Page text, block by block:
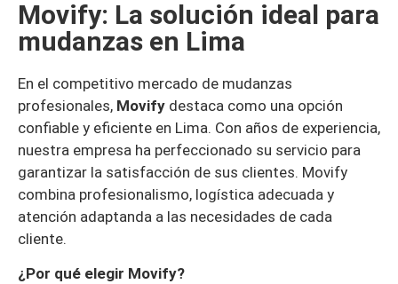
Movify: La solución ideal para
mudanzas en Lima
En el competitivo mercado de mudanzas
profesionales, Movify destaca como una opción
confiable y eficiente en Lima. Con años de experiencia,
nuestra empresa ha perfeccionado su servicio para
garantizar la satisfacción de sus clientes. Movify
combina profesionalismo, logística adecuada y
atención adaptanda a las necesidades de cada
cliente.
¿Por qué elegir Movify?